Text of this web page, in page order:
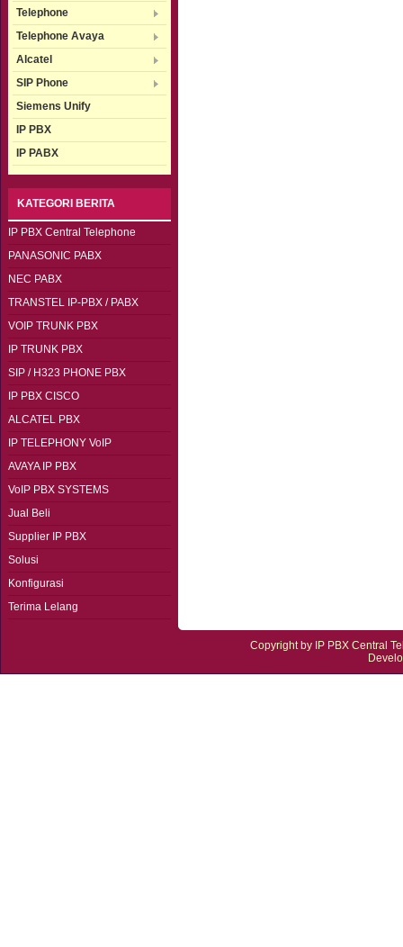
Telephone
Telephone Avaya
Alcatel
SIP Phone
Siemens Unify
IP PBX
IP PABX
KATEGORI BERITA
IP PBX Central Telephone
PANASONIC PABX
NEC PABX
TRANSTEL IP-PBX / PABX
VOIP TRUNK PBX
IP TRUNK PBX
SIP / H323 PHONE PBX
IP PBX CISCO
ALCATEL PBX
IP TELEPHONY VoIP
AVAYA IP PBX
VoIP PBX SYSTEMS
Jual Beli
Supplier IP PBX
Solusi
Konfigurasi
Terima Lelang
Copyright by IP PBX Central